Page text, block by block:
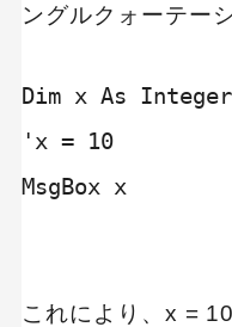
ングルクォーテー
Dim x As Integer
'x = 10
MsgBox x
これにより、x =